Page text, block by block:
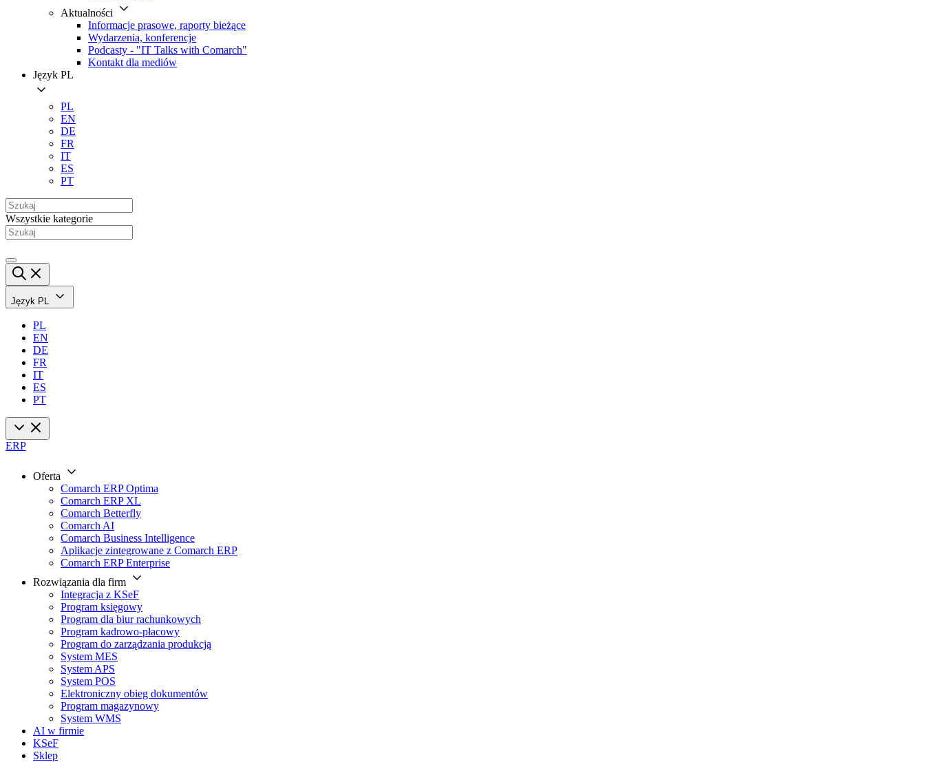
Aktualności
Informacje prasowe, raporty bieżące
Wydarzenia, konferencje
Podcasty - "IT Talks with Comarch"
Kontakt dla mediów
Język PL
PL
EN
DE
FR
IT
ES
PT
Wszystkie kategorie
Język PL
PL
EN
DE
FR
IT
ES
PT
ERP
Oferta
Comarch ERP Optima
Comarch ERP XL
Comarch Betterfly
Comarch AI
Comarch Business Intelligence
Aplikacje zintegrowane z Comarch ERP
Comarch ERP Enterprise
Rozwiązania dla firm
Integracja z KSeF
Program księgowy
Program dla biur rachunkowych
Program kadrowo-płacowy
Program do zarządzania produkcją
System MES
System APS
System POS
Elektroniczny obieg dokumentów
Program magazynowy
System WMS
AI w firmie
KSeF
Sklep